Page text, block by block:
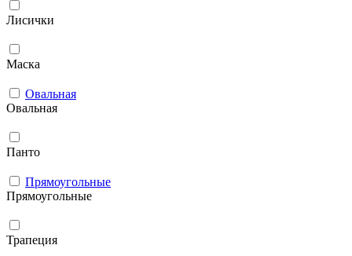
Лисички
Маска
Овальная
Овальная
Панто
Прямоугольные
Прямоугольные
Трапеция